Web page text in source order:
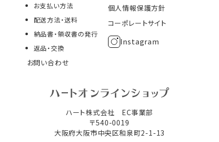
ハート株式会社 EC事業部
〒540-0019
大阪府大阪市中央区和泉町2-1-13
お支払い方法
配送方法・送料
納品書・領収書の発行
返品・交換
お問い合わせ
個人情報保護方針
コーポレートサイト
Instagram